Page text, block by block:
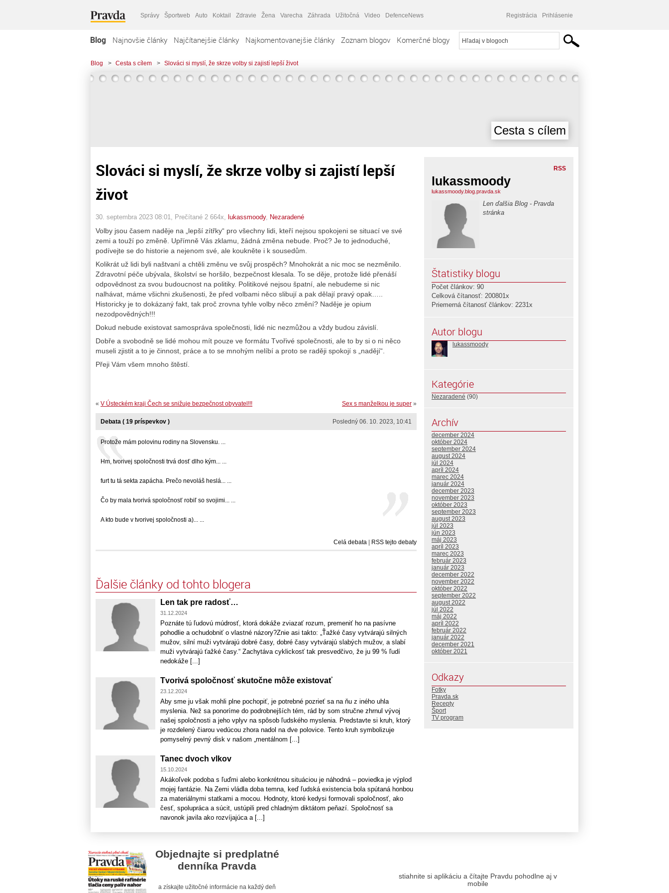
Správy Športweb Auto Koktail Zdravie Žena Varecha Záhrada Užitočná Video DefenceNews Registrácia Prihlásenie
Blog Najnovšie články Najčítanejšie články Najkomentovanejšie články Zoznam blogov Komerčné blogy
Blog > Cesta s cílem > Slováci si myslí, že skrze volby si zajistí lepší život
Cesta s cílem
Slováci si myslí, že skrze volby si zajistí lepší
život
30. septembra 2023 08:01 , Prečítané 2 664x, lukassmoody, Nezaradené
Volby jsou časem naděje na „lepší zítřky“ pro všechny lidi, kteří nejsou spokojeni se situací ve své
zemi a touží po změně. Upřímně Vás zklamu, žádná změna nebude. Proč? Je to jednoduché,
podívejte se do historie a nejenom své, ale koukněte i k sousedům.
Kolikrát už lidi byli naštvaní a chtěli změnu ve svůj prospěch? Mnohokrát a nic moc se nezměnilo.
Zdravotní péče ubývala, školství se horšilo, bezpečnost klesala. To se děje, protože lidé přenáší
odpovědnost za svou budoucnost na politiky. Politikové nejsou špatní, ale nebudeme si nic
nalhávat, máme všichni zkušenosti, že před volbami něco slibují a pak dělají pravý opak…..
Historicky je to dokázaný fakt, tak proč zrovna tyhle volby něco změní? Naděje je opium
nezodpovědných!!!
Dokud nebude existovat samospráva společnosti, lidé nic nezmůžou a vždy budou závislí.
Dobře a svobodně se lidé mohou mít pouze ve formátu Tvořivé společnosti, ale to by si o ni něco
museli zjistit a to je činnost, práce a to se mnohým nelíbí a proto se raději spokojí s „nadějí“.
Přeji Vám všem mnoho štěstí.
Sex s manželkou je super »
« V Ústeckém kraji Čech se snižuje bezpečnost obyvatel!!!
Posledný 06. 10. 2023, 10:41
Debata ( 19 príspevkov )
Protože mám polovinu rodiny na Slovensku. ...
Hm, tvorivej spoločnosti trvá dosť dlho kým... ...
furt tu tá sekta zapácha. Prečo nevoláš heslá... ...
Čo by mala tvorivá spoločnosť robiľ so svojimi... ...
A kto bude v tvorivej spoločnosti a)... ...
Celá debata RSS tejto debaty
Ďalšie články od tohto blogera
Len tak pre radosť…
31.12.2024
Poznáte tú ľudovú múdrosť, ktorá dokáže zviazať rozum, premeniť ho na pasívne
pohodlie a ochudobniť o vlastné názory?Znie asi takto: „Ťažké časy vytvárajú silných
mužov, silní muži vytvárajú dobré časy, dobré časy vytvárajú slabých mužov, a slabí
muži vytvárajú ťažké časy.“ Zachytáva cyklickosť tak presvedčivo, že ju 99 % ľudí
nedokáže [...]
Tvorivá spoločnosť skutočne môže existovať
23.12.2024
Aby sme ju však mohli plne pochopiť, je potrebné pozrieť sa na ňu z iného uhla
myslenia. Než sa ponoríme do podrobnejších tém, rád by som stručne zhrnul vývoj
našej spoločnosti a jeho vplyv na spôsob ľudského myslenia. Predstavte si kruh, ktorý
je rozdelený čiarou vedúcou zhora nadol na dve polovice. Tento kruh symbolizuje
pomyselný pevný disk v našom „mentálnom [...]
Tanec dvoch vlkov
15.10.2024
Akákoľvek podoba s ľuďmi alebo konkrétnou situáciou je náhodná – poviedka je výplod
mojej fantázie. Na Zemi vládla doba temna, keď ľudská existencia bola spútaná honbou
za materiálnymi statkami a mocou. Hodnoty, ktoré kedysi formovali spoločnosť, ako
česť, spolupráca a súcit, ustúpili pred chladným diktátom peňazí. Spoločnosť sa
navonok javila ako rozvíjajúca a [...]
RSS
lukassmoody
lukassmoody.blog.pravda.sk
Len ďalšia Blog - Pravda
stránka
Štatistiky blogu
Počet článkov: 90
Celková čítanosť: 200801x
Priemerná čítanosť článkov: 2231x
Autor blogu
lukassmoody
Kategórie
Nezaradené (90)
Archív
december 2024
október 2024
september 2024
august 2024
júl 2024
apríl 2024
marec 2024
január 2024
december 2023
november 2023
október 2023
september 2023
august 2023
júl 2023
jún 2023
máj 2023
apríl 2023
marec 2023
február 2023
január 2023
december 2022
november 2022
október 2022
september 2022
august 2022
júl 2022
máj 2022
apríl 2022
február 2022
január 2022
december 2021
október 2021
Odkazy
Fotky
Pravda.sk
Recepty
Šport
TV program
Objednajte si predplatné
denníka Pravda
a získajte užitočné informácie na každý deň
stiahnite si aplikáciu a čítajte Pravdu pohodlne aj v
mobile